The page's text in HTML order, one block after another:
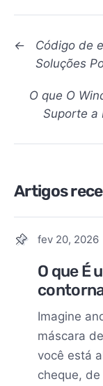
←
Código de
Soluções
O que O
Suporte a
Artigos
fev 20, 2026
O que É
Imagine
máscara
você está
cheque,